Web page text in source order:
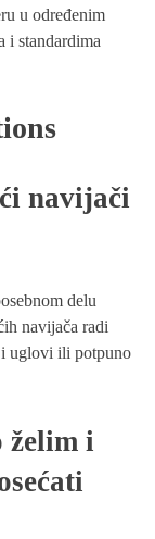
u određenim
i standardima
navijači
delu
navijača radi
i uglovi ili potpuno
želim i